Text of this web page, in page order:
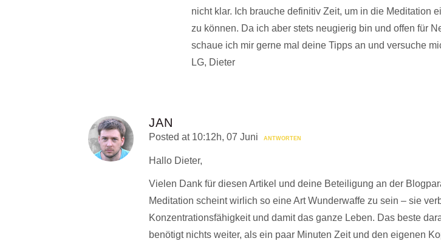
nicht klar. Ich brauche definitiv Zeit, um in die Meditation
zu können. Da ich aber stets neugierig bin und offen für
schaue ich mir gerne mal deine Tipps an und versuche
LG, Dieter
JAN
Posted at 10:12h, 07 Juni ANTWORTEN
Hallo Dieter,
Vielen Dank für diesen Artikel und deine Beteiligung an der
Meditation scheint wirlich so eine Art Wunderwaffe zu sein – sie
Konzentrationsfähigkeit und damit das ganze Leben. Das beste
benötigt nichts weiter, als ein paar Minuten Zeit und den eigenen